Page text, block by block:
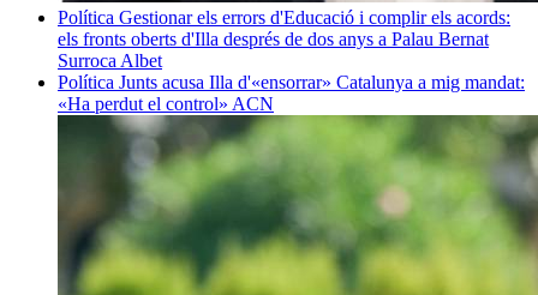
Política Gestionar els errors d'Educació i complir els acords:
els fronts oberts d'Illa després de dos anys a Palau Bernat
Surroca Albet
Política Junts acusa Illa d'«ensorrar» Catalunya a mig mandat:
«Ha perdut el control» ACN